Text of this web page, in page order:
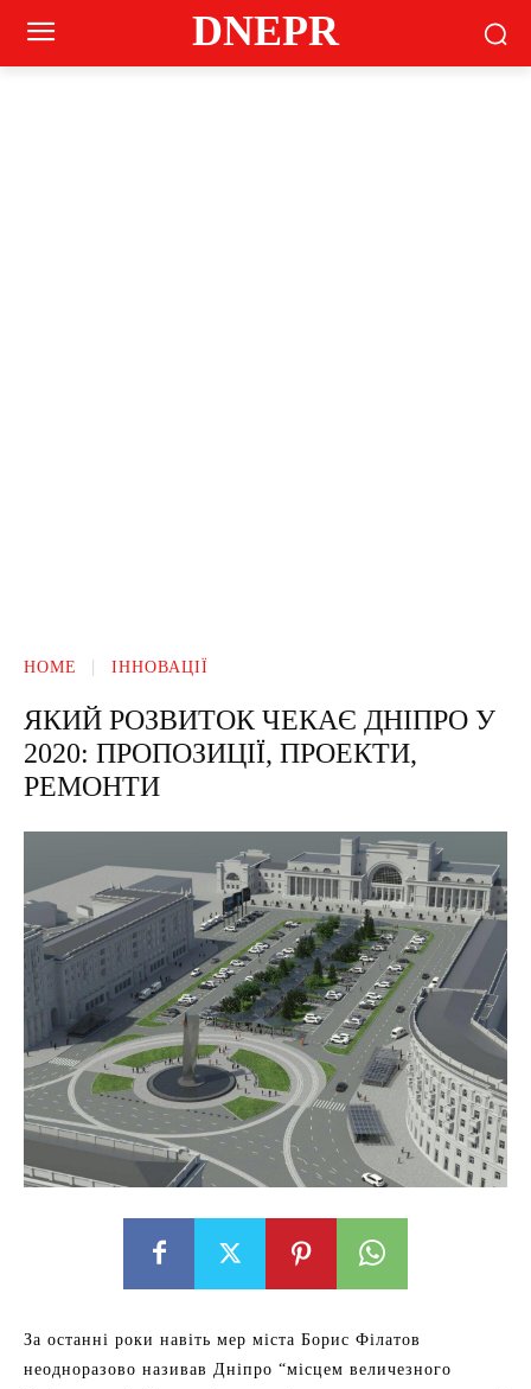
DNEPR
HOME ІННОВАЦІЇ
ЯКИЙ РОЗВИТОК ЧЕКАЄ ДНІПРО У
2020: ПРОПОЗИЦІЇ, ПРОЕКТИ,
РЕМОНТИ
За останні роки навіть мер міста Борис Філатов
неодноразово називав Дніпро “місцем величезного